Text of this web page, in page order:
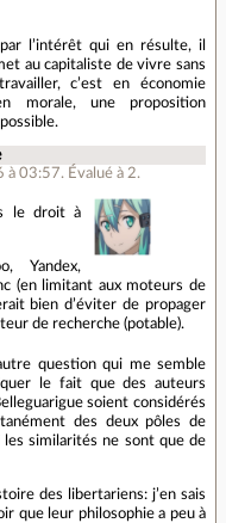
l’intérêt qui en résulte, il
au capitaliste de vivre sans
c’est en économie
morale, une proposition
à 03:57. Évalué à2.
le droit à
Yandex,
(en limitant aux moteurs de
bien d’éviter de propager
de recherche (potable).
question qui me semble
le fait que des auteurs
soient considérés
des deux pôles de
les similarités ne sont que de
des libertariens: j’en sais
que leur philosophie a peu à